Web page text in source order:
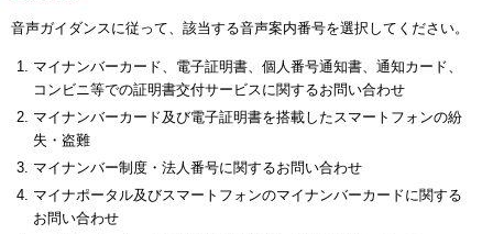
音声ガイダンスに従って、該当する音声案内番号を選択してください。
マイナンバーカード、電子証明書、個人番号通知書、通知カード、
コンビニ等での証明書交付サービスに関するお問い合わせ
マイナンバーカード及び電子証明書を搭載したスマートフォンの紛
失・盗難
マイナンバー制度・法人番号に関するお問い合わせ
マイナポータル及びスマートフォンのマイナンバーカードに関する
お問い合わせ